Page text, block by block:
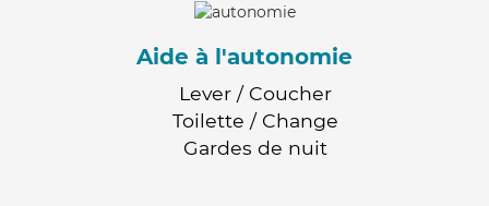
Aide à l'autonomie
Lever / Coucher
Toilette / Change
Gardes de nuit